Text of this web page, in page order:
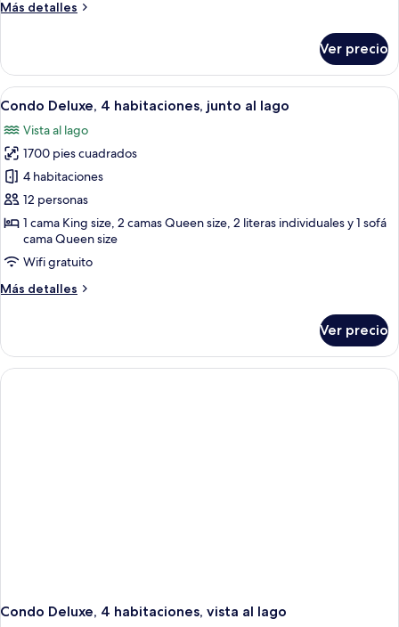
Más detalles
Más
BD
Cabin
w/
#25
Ver precio
Abrir
todas
las
fotos
de
Condo
Deluxe,
habitaciones,
junto
al
Una sala de estar con chimenea,
27
Condo Deluxe, 4 habitaciones, junto al lago
Vista al lago
1700 pies cuadrados
4 habitaciones
12 personas
1 cama King size, 2 camas Queen size, 2 literas individuales y 1 sofá
cama Queen size
Wifi gratuito
Más detalles
Más
Deluxe,
4
habitaciones,
Ver precio
Condo Deluxe, 4 habitaciones, vista al lago